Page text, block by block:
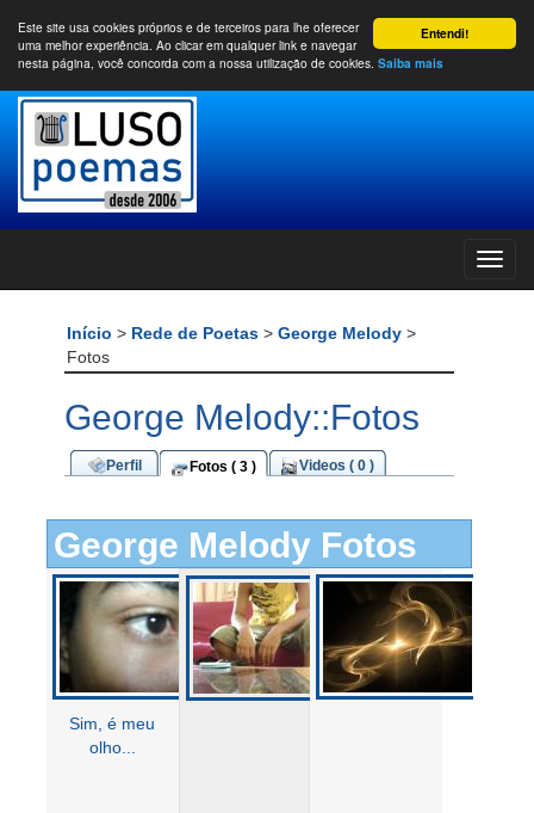
Entendi!
Este site usa cookies próprios e de terceiros para lhe oferecer
uma melhor experiência. Ao clicar em qualquer link e navegar
nesta página, você concorda com a nossa utilização de cookies. Saiba mais
Início > Rede de Poetas > George Melody >
Fotos
George Melody::Fotos
Perfil Fotos ( 3 ) Videos ( 0 )
George Melody Fotos
Sim, é meu
olho...